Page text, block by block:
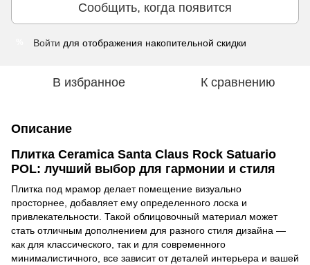
Сообщить, когда появится
Войти для отображения накопительной скидки
В избранное К сравнению
Описание
Плитка Ceramiсa Santa Claus Rock Satuario
POL: лучший выбор для гармонии и стиля
Плитка под мрамор делает помещение визуально
просторнее, добавляет ему определенного лоска и
привлекательности. Такой облицовочный материал может
стать отличным дополнением для разного стиля дизайна —
как для классического, так и для современного
минималистичного, все зависит от деталей интерьера и вашей